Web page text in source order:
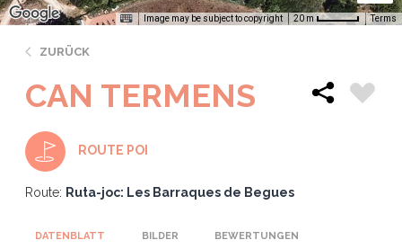
Image may be subject to copyright 20 m Terms
ZURÜCK
CAN TERMENS
ROUTE POI
Route: Ruta-joc: Les Barraques de Begues
DATENBLATT BILDER BEWERTUNGEN